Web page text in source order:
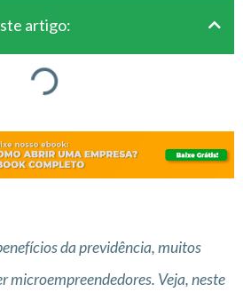
artigo:
da previdência, muitos
microempreendedores. Veja, neste